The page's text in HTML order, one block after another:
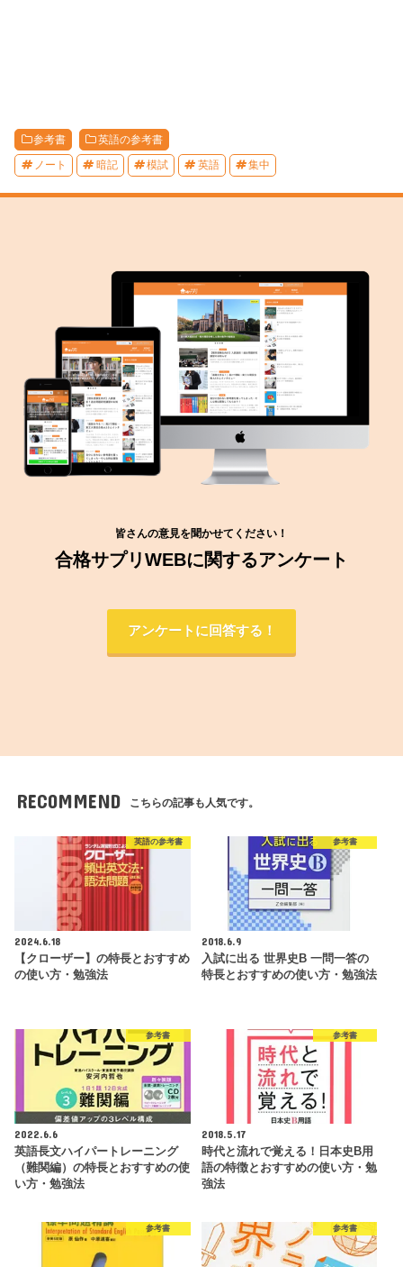
参考書 英語の参考書
ノート 暗記 模試 英語 集中
皆さんの意見を聞かせてください！
合格サプリWEBに関するアンケート
アンケートに回答する！
RECOMMEND こちらの記事も人気です。
英語の参考書
2024.6.18
【クローザー】の特長とおすすめ
の使い方・勉強法
参考書
2018.6.9
入試に出る 世界史B 一問一答の
特長とおすすめの使い方・勉強法
参考書
2022.6.6
英語長文ハイパートレーニング
（難関編）の特長とおすすめの使
い方・勉強法
参考書
2018.5.17
時代と流れで覚える！日本史B用
語の特徴とおすすめの使い方・勉
強法
参考書 参考書